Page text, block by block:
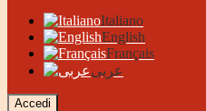
Italiano
English
Français
عربى
Accedi